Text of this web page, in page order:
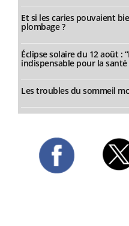
Et si les caries pouvaient
plombage ?
Éclipse solaire du 12 août :
indispensable pour la santé
Les troubles du sommeil